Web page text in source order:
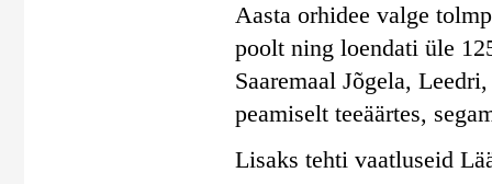
Aasta orhidee valge
poolt ning loendati üle
Saaremaal Jõgela,
peamiselt teeäärtes,
Lisaks tehti vaatluseid